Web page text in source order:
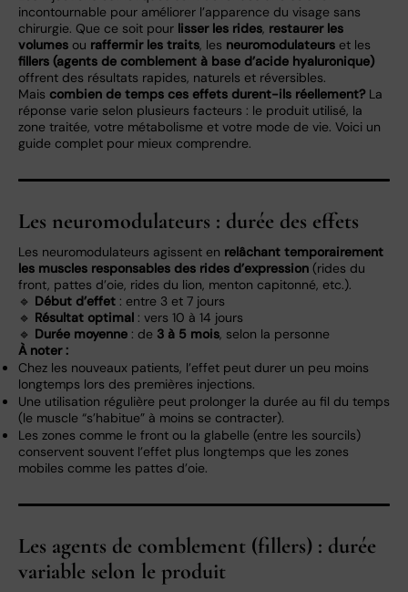
incontournable pour améliorer l’apparence du visage sans
chirurgie. Que ce soit pour lisser les rides, restaurer les
volumes ou raffermir les traits, les neuromodulateurs et les
fillers (agents de comblement à base d’acide hyaluronique)
offrent des résultats rapides, naturels et réversibles.
Mais combien de temps ces effets durent-ils réellement?La
réponse varie selon plusieurs facteurs : le produit utilisé, la
zone traitée, votre métabolisme et votre mode de vie. Voici un
guide complet pour mieux comprendre.
Les neuromodulateurs : durée des effets
Les neuromodulateurs agissent en relâchant temporairement
les muscles responsables des rides d’expression (rides du
front, pattes d’oie, rides du lion, menton capitonné, etc.).
🔹 Début d’effet : entre 3 et 7 jours
🔹 Résultat optimal : vers 10 à 14 jours
🔹 Durée moyenne : de 3 à 5 mois, selon la personne
À noter :
Chez les nouveaux patients, l’effet peut durer un peu moins
longtemps lors des premières injections.
Une utilisation régulière peut prolonger la durée au fil du temps
(le muscle “s’habitue” à moins se contracter).
Les zones comme le front ou la glabelle (entre les sourcils)
conservent souvent l’effet plus longtemps que les zones
mobiles comme les pattes d’oie.
Les agents de comblement (fillers) : durée
variable selon le produit